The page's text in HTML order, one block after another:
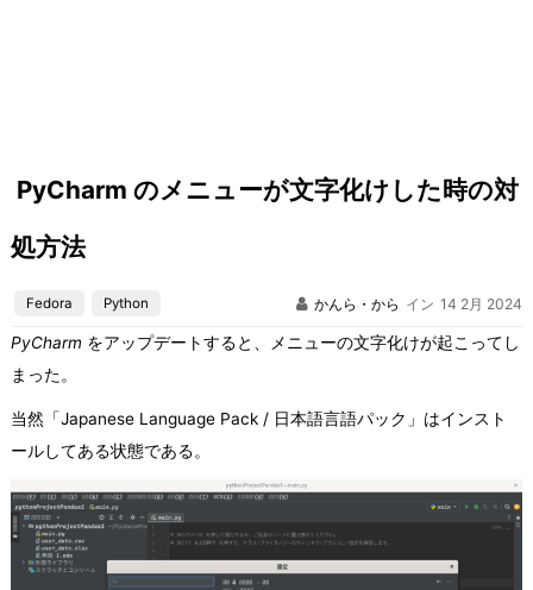
PyCharm のメニューが文字化けした時の対
処方法
Fedora Python かんら・から イン 14 2月 2024
PyCharm をアップデートすると、メニューの文字化けが起こってし
まった。
当然「Japanese Language Pack / 日本語言語パック」はインスト
ールしてある状態である。